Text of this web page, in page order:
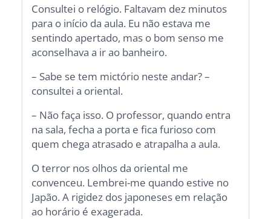
Consultei o relógio. Faltavam dez minutos
para o início da aula. Eu não estava me
sentindo apertado, mas o bom senso me
aconselhava a ir ao banheiro.
– Sabe se tem mictório neste andar? –
consultei a oriental.
– Não faça isso. O professor, quando entra
na sala, fecha a porta e fica furioso com
quem chega atrasado e atrapalha a aula.
O terror nos olhos da oriental me
convenceu. Lembrei-me quando estive no
Japão. A rigidez dos japoneses em relação
ao horário é exagerada.